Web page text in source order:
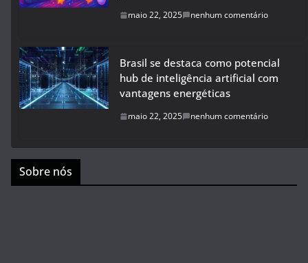
maio 22, 2025 nenhum comentário
Brasil se destaca como potencial
hub de inteligência artificial com
vantagens energéticas
maio 22, 2025 nenhum comentário
Sobre nós